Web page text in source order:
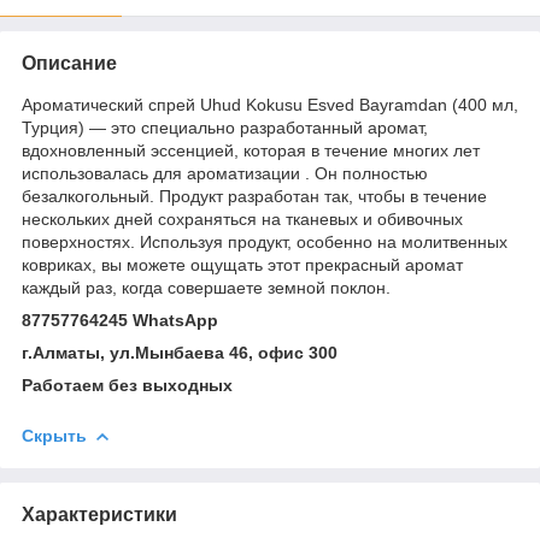
Описание
Ароматический спрей Uhud Kokusu Esved Bayramdan (400 мл,
Турция) — это специально разработанный аромат,
вдохновленный эссенцией, которая в течение многих лет
использовалась для ароматизации . Он полностью
безалкогольный. Продукт разработан так, чтобы в течение
нескольких дней сохраняться на тканевых и обивочных
поверхностях. Используя продукт, особенно на молитвенных
ковриках, вы можете ощущать этот прекрасный аромат
каждый раз, когда совершаете земной поклон.
87757764245 WhatsApp
г.Алматы, ул.Мынбаева 46, офис 300
Работаем без выходных
Скрыть
Характеристики